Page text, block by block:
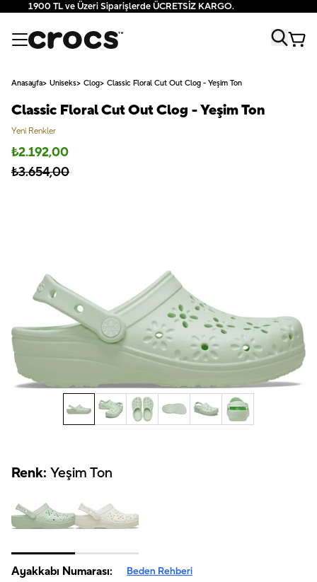
1900 TL ve Üzeri Siparişlerde ÜCRETSİZ KARGO.
Anasayfa Uniseks Clog Classic Floral Cut Out Clog - Yeşim Ton
Classic Floral Cut Out Clog - Yeşim Ton
Yeni Renkler
₺2.192,00
₺3.654,00
Renk: Yeşim Ton
Ayakkabı Numarası: Beden Rehberi